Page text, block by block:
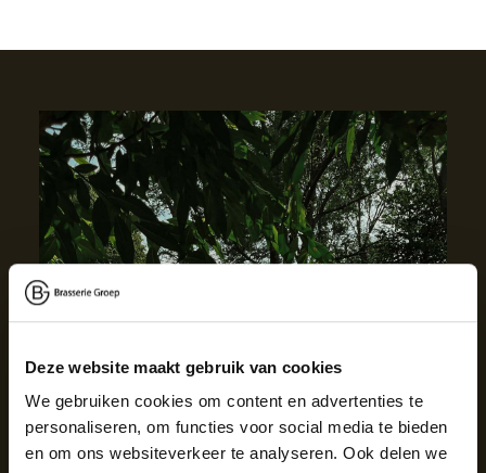
Deze website maakt gebruik van cookies
We gebruiken cookies om content en advertenties te
personaliseren, om functies voor social media te bieden
en om ons websiteverkeer te analyseren. Ook delen we